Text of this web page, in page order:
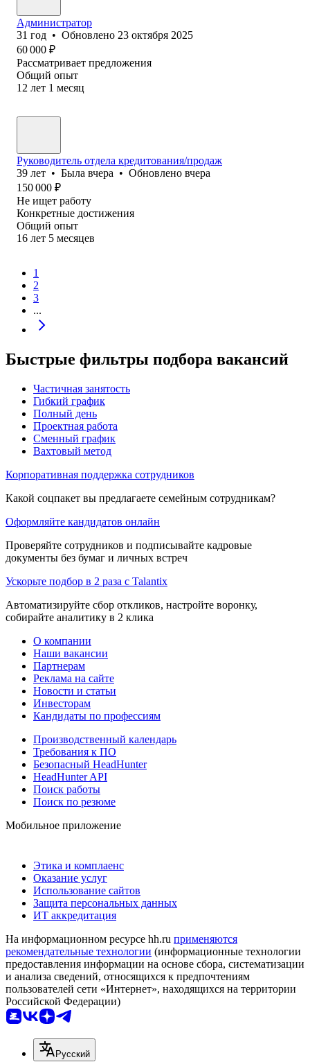
Администратор
31 год • Обновлено 23 октября 2025
60 000 ₽
Рассматривает предложения
Общий опыт
12 лет 1 месяц
Руководитель отдела кредитования/продаж
39 лет • Была вчера • Обновлено вчера
150 000 ₽
Не ищет работу
Конкретные достижения
Общий опыт
16 лет 5 месяцев
1
2
3
...
Быстрые фильтры подбора вакансий
Частичная занятость
Гибкий график
Полный день
Проектная работа
Сменный график
Вахтовый метод
Корпоративная поддержка сотрудников
Какой соцпакет вы предлагаете семейным сотрудникам?
Оформляйте кандидатов онлайн
Проверяйте сотрудников и подписывайте кадровые
документы без бумаг и личных встреч
Ускорьте подбор в 2 раза с Talantix
Автоматизируйте сбор откликов, настройте воронку,
собирайте аналитику в 2 клика
О компании
Наши вакансии
Партнерам
Реклама на сайте
Новости и статьи
Инвесторам
Кандидаты по профессиям
Производственный календарь
Требования к ПО
Безопасный HeadHunter
HeadHunter API
Поиск работы
Поиск по резюме
Мобильное приложение
Этика и комплаенс
Оказание услуг
Использование сайтов
Защита персональных данных
ИТ аккредитация
На информационном ресурсе hh.ru применяются
рекомендательные технологии (информационные технологии
предоставления информации на основе сбора, систематизации
и анализа сведений, относящихся к предпочтениям
пользователей сети «Интернет», находящихся на территории
Российской Федерации)
Русский